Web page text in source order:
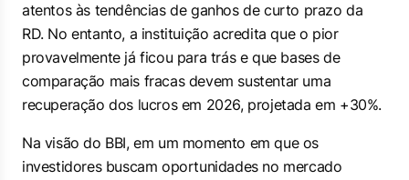
atentos às tendências de ganhos de curto prazo da
RD. No entanto, a instituição acredita que o pior
provavelmente já ficou para trás e que bases de
comparação mais fracas devem sustentar uma
recuperação dos lucros em 2026, projetada em +30%.
Na visão do BBI, em um momento em que os
investidores buscam oportunidades no mercado